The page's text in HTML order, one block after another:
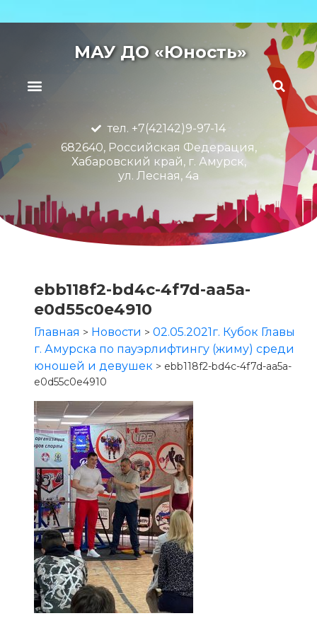
МАУ ДО «Юность»
тел. +7(42142)9-97-14
682640, Российская Федерация,
Хабаровский край, г. Амурск,
ул. Лесная, 4а
ebb118f2-bd4c-4f7d-aa5a-
e0d55c0e4910
Главная > Новости > 02.05.2021г. Кубок Главы
г. Амурска по пауэрлифтингу (жиму) среди
юношей и девушек > ebb118f2-bd4c-4f7d-aa5a-
e0d55c0e4910